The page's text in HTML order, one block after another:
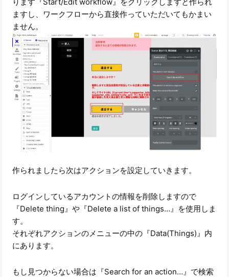
ますし、ワークフローから直接作っていただいてもかまい
ません。
作られましたら次はアクションを設定していきます。
ログインしているアカウントの情報を削除しますので
『Delete thing』や『Delete a list of things…』を使用しま
す。
それぞれアクションのメニューの中の『Data(Things)』内
にあります。
もし見つからない場合は『Search for an action…』で検索